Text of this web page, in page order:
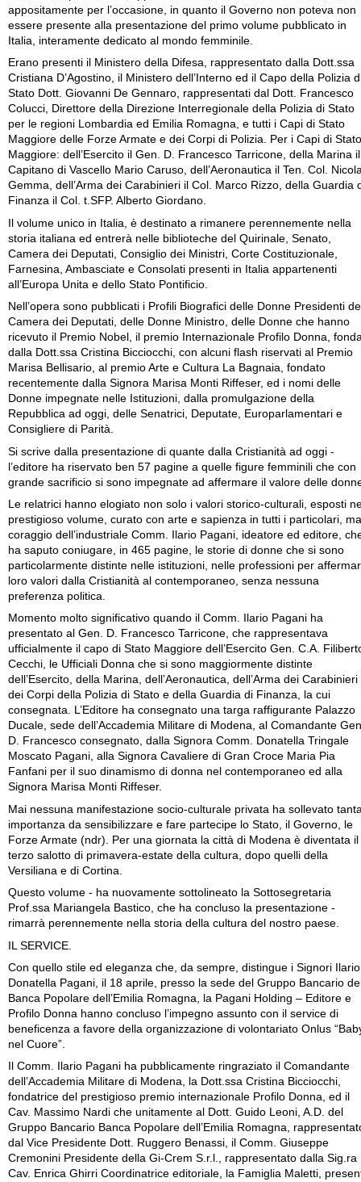
appositamente per l’occasione, in quanto il Governo non poteva non
essere presente alla presentazione del primo volume pubblicato in
Italia, interamente dedicato al mondo femminile.
Erano presenti il Ministero della Difesa, rappresentato dalla Dott.ssa
Cristiana D’Agostino, il Ministero dell’Interno ed il Capo della Polizia
Stato Dott. Giovanni De Gennaro, rappresentati dal Dott. Francesco
Colucci, Direttore della Direzione Interregionale della Polizia di Stato
per le regioni Lombardia ed Emilia Romagna, e tutti i Capi di Stato
Maggiore delle Forze Armate e dei Corpi di Polizia. Per i Capi di Stato
Maggiore: dell’Esercito il Gen. D. Francesco Tarricone, della Marina il
Capitano di Vascello Mario Caruso, dell’Aeronautica il Ten. Col.
Gemma, dell’Arma dei Carabinieri il Col. Marco Rizzo, della Guardia
Finanza il Col. t.SFP. Alberto Giordano.
Il volume unico in Italia, è destinato a rimanere perennemente nella
storia italiana ed entrerà nelle biblioteche del Quirinale, Senato,
Camera dei Deputati, Consiglio dei Ministri, Corte Costituzionale,
Farnesina, Ambasciate e Consolati presenti in Italia appartenenti
all’Europa Unita e dello Stato Pontificio.
Nell’opera sono pubblicati i Profili Biografici delle Donne Presidenti
Camera dei Deputati, delle Donne Ministro, delle Donne che hanno
ricevuto il Premio Nobel, il premio Internazionale Profilo Donna,
dalla Dott.ssa Cristina Bicciocchi, con alcuni flash riservati al Premio
Marisa Bellisario, al premio Arte e Cultura La Bagnaia, fondato
recentemente dalla Signora Marisa Monti Riffeser, ed i nomi delle
Donne impegnate nelle Istituzioni, dalla promulgazione della
Repubblica ad oggi, delle Senatrici, Deputate, Europarlamentari e
Consigliere di Parità.
Si scrive dalla presentazione di quante dalla Cristianità ad oggi -
l’editore ha riservato ben 57 pagine a quelle figure femminili che con
grande sacrificio si sono impegnate ad affermare il valore delle
Le relatrici hanno elogiato non solo i valori storico-culturali, esposti
prestigioso volume, curato con arte e sapienza in tutti i particolari,
coraggio dell’industriale Comm. Ilario Pagani, ideatore ed editore,
ha saputo coniugare, in 465 pagine, le storie di donne che si sono
particolarmente distinte nelle istituzioni, nelle professioni per
loro valori dalla Cristianità al contemporaneo, senza nessuna
preferenza politica.
Momento molto significativo quando il Comm. Ilario Pagani ha
presentato al Gen. D. Francesco Tarricone, che rappresentava
ufficialmente il capo di Stato Maggiore dell’Esercito Gen. C.A.
Cecchi, le Ufficiali Donna che si sono maggiormente distinte
dell’Esercito, della Marina, dell’Aeronautica, dell’Arma dei Carabinieri
dei Corpi della Polizia di Stato e della Guardia di Finanza, la cui
consegnata. L’Editore ha consegnato una targa raffigurante Palazzo
Ducale, sede dell’Accademia Militare di Modena, al Comandante
D. Francesco consegnato, dalla Signora Comm. Donatella Tringale
Moscato Pagani, alla Signora Cavaliere di Gran Croce Maria Pia
Fanfani per il suo dinamismo di donna nel contemporaneo ed alla
Signora Marisa Monti Riffeser.
Mai nessuna manifestazione socio-culturale privata ha sollevato
importanza da sensibilizzare e fare partecipe lo Stato, il Governo, le
Forze Armate (ndr). Per una giornata la città di Modena è diventata il
terzo salotto di primavera-estate della cultura, dopo quelli della
Versiliana e di Cortina.
Questo volume - ha nuovamente sottolineato la Sottosegretaria
Prof.ssa Mariangela Bastico, che ha concluso la presentazione -
rimarrà perennemente nella storia della cultura del nostro paese.
IL SERVICE.
Con quello stile ed eleganza che, da sempre, distingue i Signori
Donatella Pagani, il 18 aprile, presso la sede del Gruppo Bancario
Banca Popolare dell’Emilia Romagna, la Pagani Holding – Editore e
Profilo Donna hanno concluso l’impegno assunto con il service di
beneficenza a favore della organizzazione di volontariato Onlus
nel Cuore”.
Il Comm. Ilario Pagani ha pubblicamente ringraziato il Comandante
dell’Accademia Militare di Modena, la Dott.ssa Cristina Bicciocchi,
fondatrice del prestigioso premio internazionale Profilo Donna, ed il
Cav. Massimo Nardi che unitamente al Dott. Guido Leoni, A.D. del
Gruppo Bancario Banca Popolare dell’Emilia Romagna,
dal Vice Presidente Dott. Ruggero Benassi, il Comm. Giuseppe
Cremonini Presidente della Gi-Crem S.r.l., rappresentato dalla Sig.ra
Cav. Enrica Ghirri Coordinatrice editoriale, la Famiglia Maletti,